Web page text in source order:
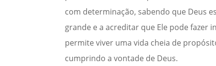
com determinação, sabendo que Deus
grande e a acreditar que Ele pode fazer
permite viver uma vida cheia de
cumprindo a vontade de Deus.